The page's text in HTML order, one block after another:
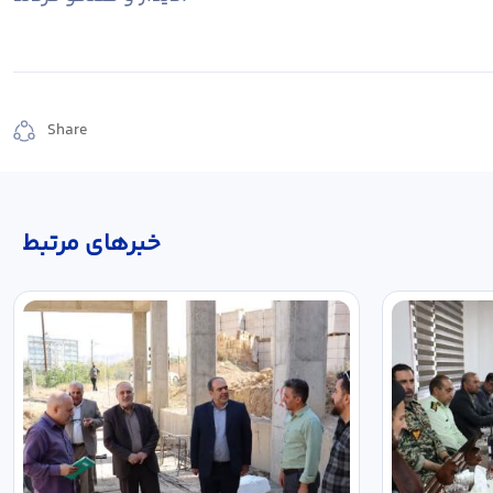
Share
خبر‌های مرتبط